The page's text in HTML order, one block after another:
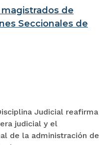
de
Seccionales de
Judicial reafirma
judicial y el
de la administración de